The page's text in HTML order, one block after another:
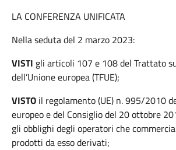
LA CONFERENZA UNIFICATA
Nella seduta del 2 marzo 2023:
VISTI gli articoli 107 e 108 del Trattato
dell’Unione europea (TFUE);
VISTO il regolamento (UE) n. 995/2010
europeo e del Consiglio del 20 ottobre
gli obblighi degli operatori che
prodotti da esso derivati;